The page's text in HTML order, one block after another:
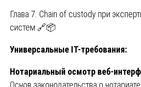
Глава 7. Chain of custody при
систем 🔗📦
Универсальные IT-требования:
Нотариальный осмотр веб-
Основ законодательства о